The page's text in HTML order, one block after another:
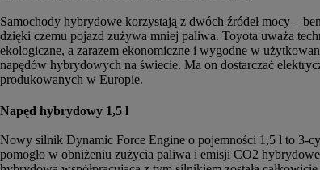
Samochody hybrydowe korzystają z dwóch źródeł mocy –
dzięki czemu pojazd zużywa mniej paliwa. Toyota uważa
ekologiczne, a zarazem ekonomiczne i wygodne w
napędów hybrydowych na świecie. Ma on dostarczać
produkowanych w Europie.
Napęd hybrydowy 1,5 l
Nowy silnik Dynamic Force Engine o pojemności 1,5 l to 3-
pomogło w obniżeniu zużycia paliwa i emisji CO2